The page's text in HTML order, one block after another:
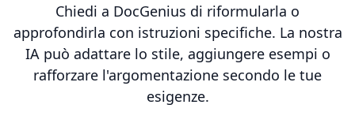
Chiedi a DocGenius di riformularla o
approfondirla con istruzioni specifiche. La nostra
IA può adattare lo stile, aggiungere esempi o
rafforzare l'argomentazione secondo le tue
esigenze.